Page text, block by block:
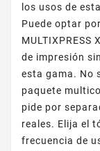
los usos de
Puede optar
de impresión
esta gama. No
paquete
pide por
reales. Elija el
frecuencia de